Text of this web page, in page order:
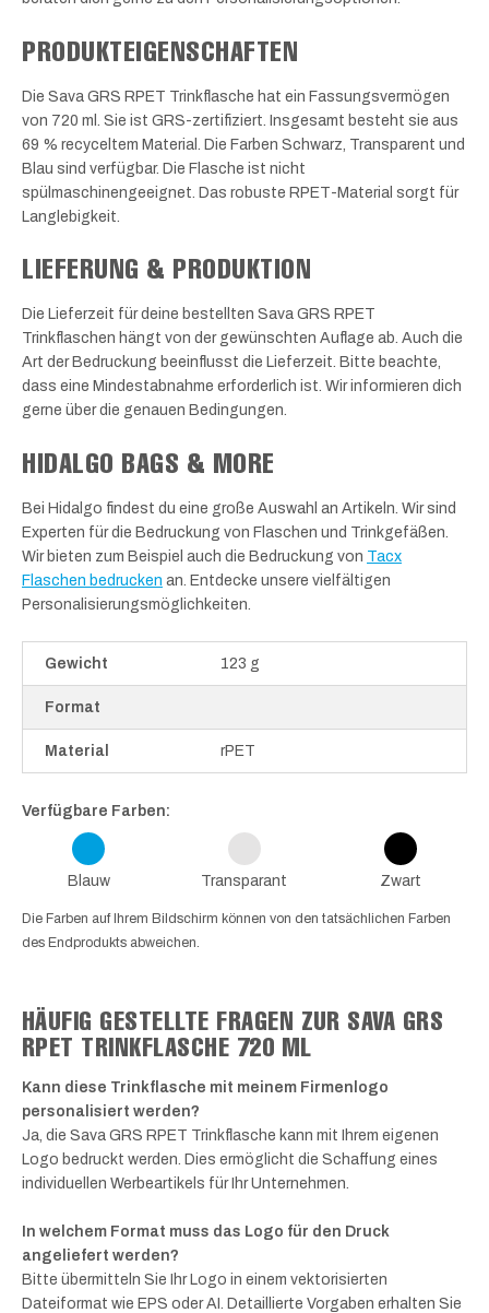
PRODUKTEIGENSCHAFTEN
Die Sava GRS RPET Trinkflasche hat ein Fassungsvermögen
von 720 ml. Sie ist GRS-zertifiziert. Insgesamt besteht sie aus
69 % recyceltem Material. Die Farben Schwarz, Transparent und
Blau sind verfügbar. Die Flasche ist nicht
spülmaschinengeeignet. Das robuste RPET-Material sorgt für
Langlebigkeit.
LIEFERUNG & PRODUKTION
Die Lieferzeit für deine bestellten Sava GRS RPET
Trinkflaschen hängt von der gewünschten Auflage ab. Auch die
Art der Bedruckung beeinflusst die Lieferzeit. Bitte beachte,
dass eine Mindestabnahme erforderlich ist. Wir informieren dich
gerne über die genauen Bedingungen.
HIDALGO BAGS & MORE
Bei Hidalgo findest du eine große Auswahl an Artikeln. Wir sind
Experten für die Bedruckung von Flaschen und Trinkgefäßen.
Wir bieten zum Beispiel auch die Bedruckung von Tacx
Flaschen bedrucken an. Entdecke unsere vielfältigen
Personalisierungsmöglichkeiten.
Gewicht 123 g
Format
Material rPET
Verfügbare Farben:
Blauw Transparant Zwart
Die Farben auf Ihrem Bildschirm können von den tatsächlichen Farben
des Endprodukts abweichen.
HÄUFIG GESTELLTE FRAGEN ZUR SAVA GRS
RPET TRINKFLASCHE 720 ML
Kann diese Trinkflasche mit meinem Firmenlogo
personalisiert werden?
Ja, die Sava GRS RPET Trinkflasche kann mit Ihrem eigenen
Logo bedruckt werden. Dies ermöglicht die Schaffung eines
individuellen Werbeartikels für Ihr Unternehmen.
In welchem Format muss das Logo für den Druck
angeliefert werden?
Bitte übermitteln Sie Ihr Logo in einem vektorisierten
Dateiformat wie EPS oder AI. Detaillierte Vorgaben erhalten Sie